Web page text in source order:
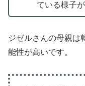
ている様子
ジゼルさんの母親は
能性が高いです。